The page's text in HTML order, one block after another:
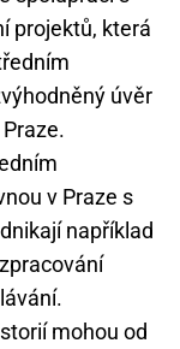
projektů, která
úvěr
v Praze s
například
mohou od